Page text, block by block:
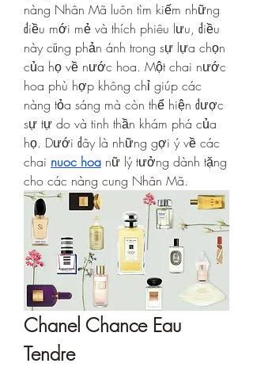
nàng Nhân Mã luôn tìm kiếm những
điều mới mẻ và thích phiêu lưu, điều
này cũng phản ánh trong sự lựa chọn
của họ về nước hoa. Một chai nước
hoa phù hợp không chỉ giúp các
nàng tỏa sáng mà còn thể hiện được
sự tự do và tinh thần khám phá của
họ. Dưới đây là những gợi ý về các
chai nuoc hoa nữ lý tưởng dành tặng
cho các nàng cung Nhân Mã.
Chanel Chance Eau
Tendre